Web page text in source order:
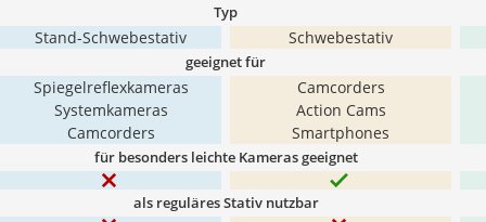
Typ
Stand-Schwebestativ Schwebestativ
geeignet für
Spiegelreflexkameras
Systemkameras
Camcorders
Camcorders
Action Cams
Smartphones
für besonders leichte Kameras geeignet
als reguläres Stativ nutzbar